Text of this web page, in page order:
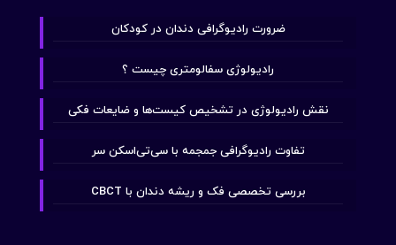
ضرورت رادیوگرافی دندان در کودکان
رادیولوژی سفالومتری چیست ؟
نقش رادیولوژی در تشخیص کیست‌ها و ضایعات فکی
تفاوت رادیوگرافی جمجمه با سی‌تی‌اسکن سر
بررسی تخصصی فک و ریشه دندان با CBCT